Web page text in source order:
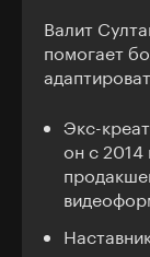
Валит
помогает
Экс-
он с 2014